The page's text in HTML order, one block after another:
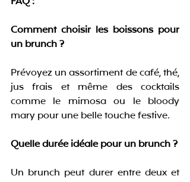
Comment choisir les boissons pour
un brunch ?
Prévoyez un assortiment de café, thé,
jus frais et même des cocktails
comme le mimosa ou le bloody
mary pour une belle touche festive.
Quelle durée idéale pour un brunch ?
Un brunch peut durer entre deux et